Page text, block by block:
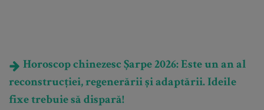
Horoscop chinezesc Șarpe 2026: Este un an al
reconstrucției, regenerării și adaptării. Ideile
fixe trebuie să dispară!